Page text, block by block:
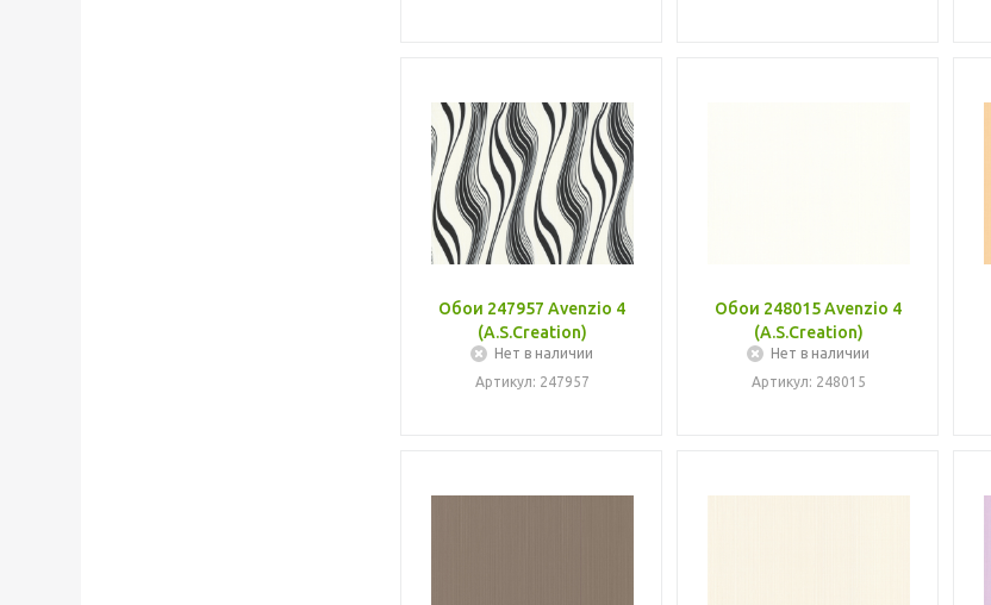
Обои 247957 Avenzio 4
(A.S.Creation)
Нет в наличии
Артикул: 247957
Обои 248015 Avenzio 4
(A.S.Creation)
Нет в наличии
Артикул: 248015